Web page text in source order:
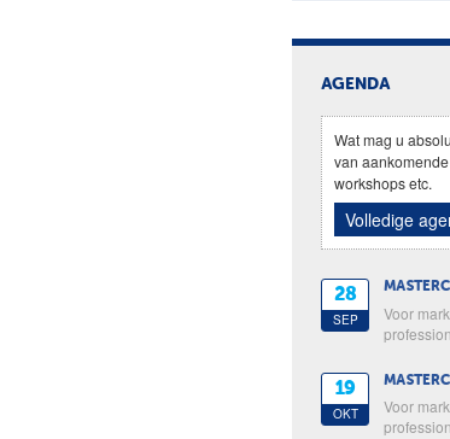
AGENDA
Wat mag u
van
workshops etc.
Volledige
28
SEP
Voor
19
OKT
Voor